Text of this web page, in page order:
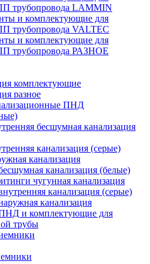
трубопровода LAMMIN
и комплектующие для
трубопровода VALTEC
и комплектующие для
трубопровода РАЗНОЕ
комплектующие
разное
ПНД
бесшумная канализация
канализация (серые)
канализация
канализация (белые)
чугунная канализация
канализация (серые)
канализация
и комплектующие для
трубы